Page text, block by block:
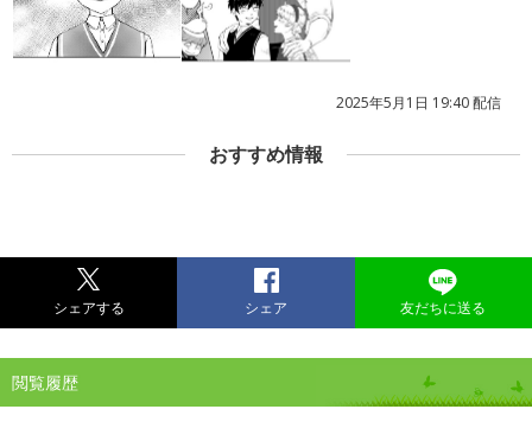
2025年5月1日 19:40 配信
おすすめ情報
シェアする シェア 友だちに送る
閲覧履歴